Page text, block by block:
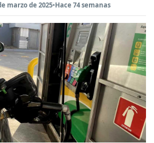
marzo de 2025•Hace 74 semanas